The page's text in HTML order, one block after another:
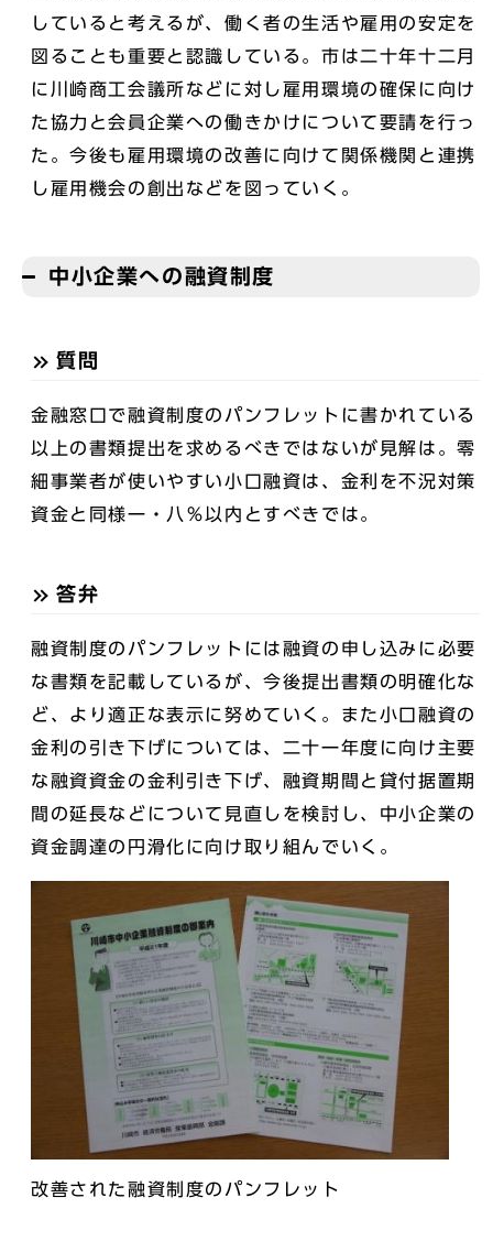
していると考えるが、働く者の生活や雇用の安定を
図ることも重要と認識している。市は二十年十二月
に川崎商工会議所などに対し雇用環境の確保に向け
た協力と会員企業への働きかけについて要請を行っ
た。今後も雇用環境の改善に向けて関係機関と連携
し雇用機会の創出などを図っていく。
中小企業への融資制度
質問
金融窓口で融資制度のパンフレットに書かれている
以上の書類提出を求めるべきではないが見解は。零
細事業者が使いやすい小口融資は、金利を不況対策
資金と同様一・八％以内とすべきでは。
答弁
融資制度のパンフレットには融資の申し込みに必要
な書類を記載しているが、今後提出書類の明確化な
ど、より適正な表示に努めていく。また小口融資の
金利の引き下げについては、二十一年度に向け主要
な融資資金の金利引き下げ、融資期間と貸付据置期
間の延長などについて見直しを検討し、中小企業の
資金調達の円滑化に向け取り組んでいく。
改善された融資制度のパンフレット